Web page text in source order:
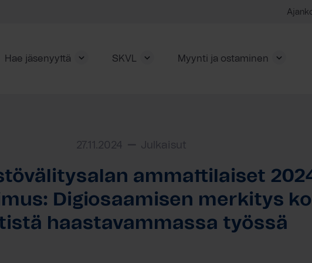
Hae jäsenyyttä SKVL Myynti ja ostaminen
27.11.2024 Julkaisut
ammattilaiset
Digiosaamisen merkitys
haastavammassa työssä